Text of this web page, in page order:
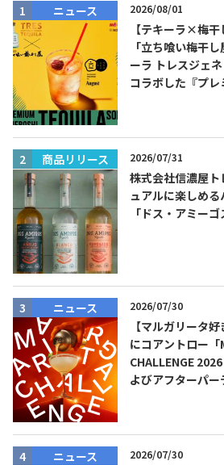
トピックス一覧
Topics List
お問合せ
Contact
テキーラ
バー
Tequila Journal SNS
ニュース 2026/08/01
【テキーラ×梅
「立ち喰い梅干
ーラ トレスジェ
コラボした『プ
商品リリース 2026/07/31
株式会社信濃屋
ュアルに楽しめ
「ドス・アミー
ニュース 2026/07/30
【マルガリータ
にコアントロー「
CHALLENGE
よびアフターパ
ニュース 2026/07/30